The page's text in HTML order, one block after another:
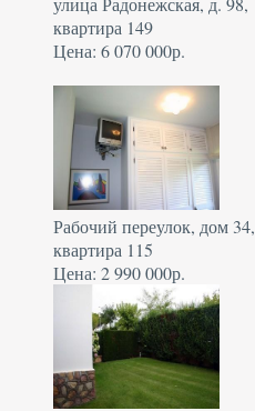
квартира 149
Цена: 6 070 000р.
Рабочий переулок, дом 34,
квартира 115
Цена: 2 990 000р.